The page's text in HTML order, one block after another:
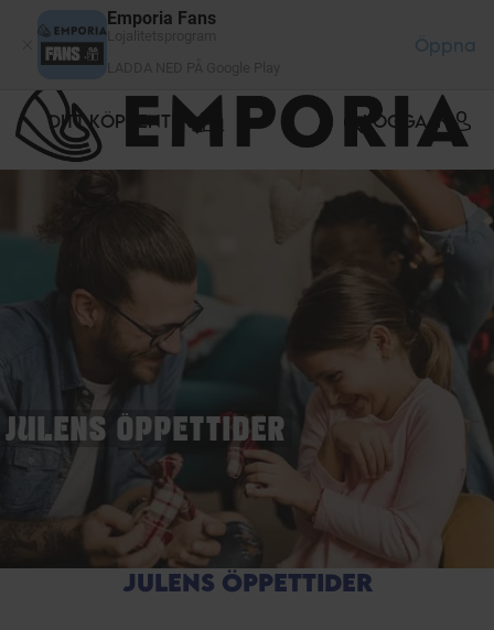
Emporia Fans
Öppna
DITT KÖPCENTER LOGGA IN
JULENS ÖPPETTIDER
JULENS ÖPPETTIDER
Cookie- hanteringspanel